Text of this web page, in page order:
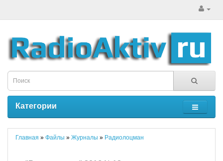
Категории
Главная » Файлы » Журналы » Радиолоцман